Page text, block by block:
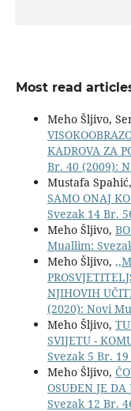
Most read
Meho Šljivo,
KADROVA ZA
Br. 40 (2009):
Mustafa
SAMO ONAJ
Svezak 14 Br.
Meho Šljivo,
Muallim:
Meho Šljivo,
NJIHOVIH
(2020): Novi
Meho Šljivo,
SVIJETU -
Svezak 5 Br.
Meho Šljivo,
OSUĐEN JE DA
Svezak 12 Br.